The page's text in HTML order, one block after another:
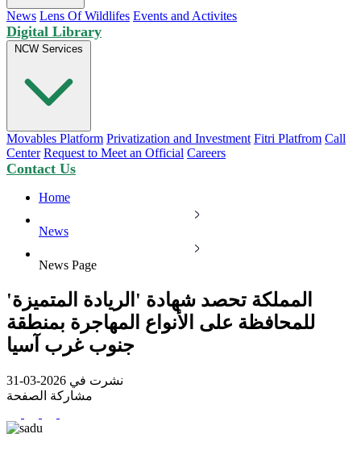
News Lens Of Wildlifes Events and Activites
Digital Library
NCW Services
Movables Platform Privatization and Investment Fitri Platfrom Call
Center Request to Meet an Official Careers
Contact Us
Home
News
News Page
المملكة تحصد شهادة 'الريادة المتميزة'
للمحافظة على الأنواع المهاجرة بمنطقة
جنوب غرب آسيا
نشرت في 2026-03-31
مشاركة الصفحة